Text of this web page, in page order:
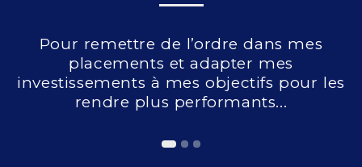
Pour remettre de l’ordre dans mes
placements et adapter mes
investissements à mes objectifs pour les
rendre plus performants...